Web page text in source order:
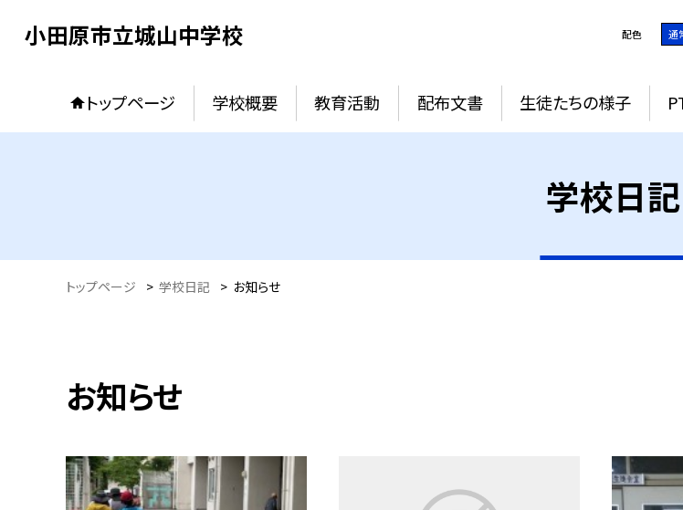
小田原市立城山中学校 配色 通
トップページ 学校概要 教育活動 配布文書 生徒たちの様子
学校日記
トップページ > 学校日記 > お知らせ
お知らせ